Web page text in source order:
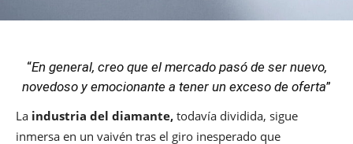
“En general, creo que el mercado pasó de ser nuevo,
novedoso y emocionante a tener un exceso de oferta”
La industria del diamante, todavía dividida, sigue
inmersa en un vaivén tras el giro inesperado que